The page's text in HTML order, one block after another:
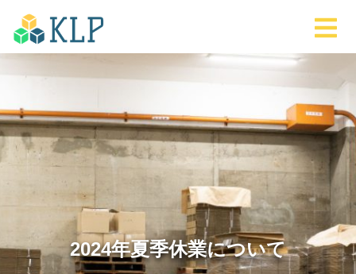
2024年夏季休業について